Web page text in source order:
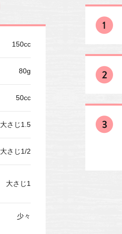
150cc
80g
50cc
大さじ1.5
大さじ1/2
大さじ1
少々